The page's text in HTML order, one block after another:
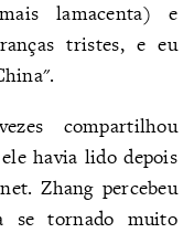
lamacenta) e
tristes, e eu
compartilhou
havia lido depois
Zhang percebeu
se tornado muito